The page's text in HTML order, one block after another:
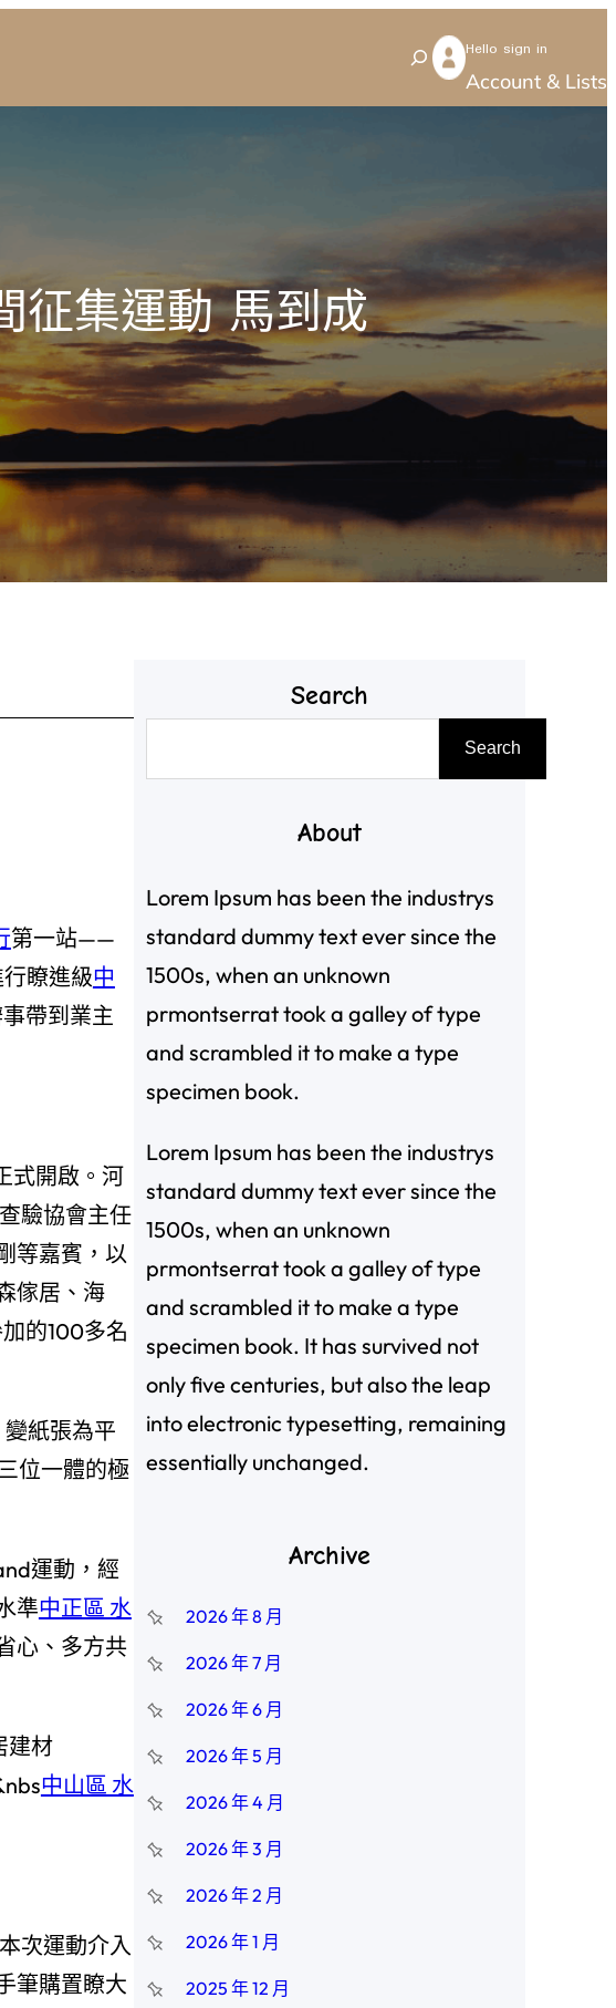
S
e
Hello sign in
Account & Lists
征集運動 馬到成
第一站——
瞭進級中
帶到業主
式開啟。河
驗協會主任
等嘉賓，以
傢居、海
的100多名
紙張為平
位一體的極
運動，經
準中正區 水
心、多方共
建材
中山區 水
本次運動介入
筆購置瞭大
Search
尋
Search
About
Lorem Ipsum has been the industrys
standard dummy text ever since the
1500s, when an unknown
prmontserrat took a galley of type
and scrambled it to make a type
specimen book.
Lorem Ipsum has been the industrys
standard dummy text ever since the
1500s, when an unknown
prmontserrat took a galley of type
and scrambled it to make a type
specimen book. It has survived not
only five centuries, but also the leap
into electronic typesetting, remaining
essentially unchanged.
Archive
2026 年 8 月
2026 年 7 月
2026 年 6 月
2026 年 5 月
2026 年 4 月
2026 年 3 月
2026 年 2 月
2026 年 1 月
2025 年 12 月